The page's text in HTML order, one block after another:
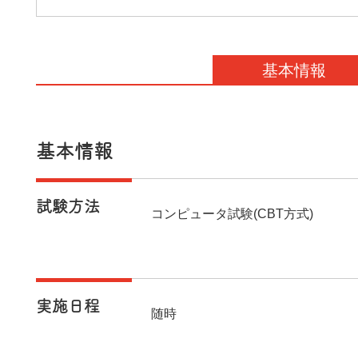
基本情報
基本情報
試験方法 コンピュータ試験(CBT方式)
実施日程 随時